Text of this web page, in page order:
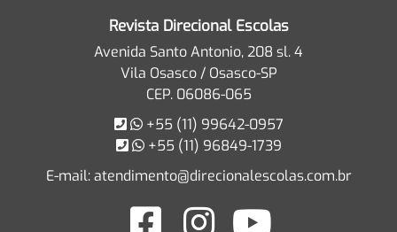
Revista Direcional Escolas
Avenida Santo Antonio, 208 sl. 4
Vila Osasco / Osasco-SP
CEP. 06086-065
+55 (11) 99642-0957
+55 (11) 96849-1739
E-mail:atendimento@direcionalescolas.com.br